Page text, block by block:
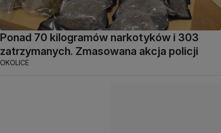
Ponad 70 kilogramów narkotyków i 303
zatrzymanych. Zmasowana akcja policji
OKOLICE